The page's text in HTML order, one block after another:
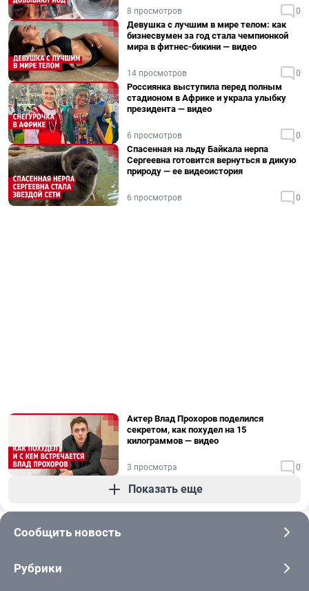
8 просмотров 0
Девушка с лучшим в мире телом: как
бизнесвумен за год стала чемпионкой
мира в фитнес-бикини — видео
14 просмотров 0
Россиянка выступила перед полным
стадионом в Африке и украла улыбку
президента — видео
6 просмотров 0
Спасенная на льду Байкала нерпа
Сергеевна готовится вернуться в дикую
природу — ее видеоистория
6 просмотров 0
Актер Влад Прохоров поделился
секретом, как похудел на 15
килограммов — видео
3 просмотра 0
Показать еще
Сообщить новость
Рубрики